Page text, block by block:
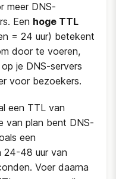
meer DNS-
Een hoge TTL
= 24 uur) betekent
door te voeren,
je DNS-servers
voor bezoekers.
een TTL van
van plan bent DNS-
een
24-48 uur van
Voer daarna